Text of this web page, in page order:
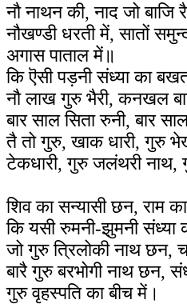
नौ नाथन की, नाद जो बाजि
नौखण्डी धरती में, सातों
अगास पाताल में॥
कि ऎसी पड़नी संध्या का
नौ लाख गुरु भैरी, कनखल
बार साल सिता रुनी, बार
तै तो गुरु, खाक धारी, गुरु
टेकधारी, गुरु जलंथरी नाथ,
शिव का सन्यासी छन, राम
कि यसी रुमनी-झुमनी संध्या
जो गुरु त्रिलोकी नाथ छन,
बारै गुरु बरभोगी नाथ छन,
गुरु वृहस्पति का बीच में।